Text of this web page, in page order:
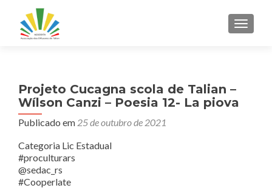
Projeto Cucagna scola de Talian –
Wílson Canzi – Poesia 12- La piova
Publicado em 25 de outubro de 2021
Categoria Lic Estadual
#proculturars
@sedac_rs
#Cooperlate